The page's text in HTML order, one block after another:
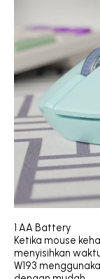
1 AA Battery
Ketika mouse
menyisihkan
W193